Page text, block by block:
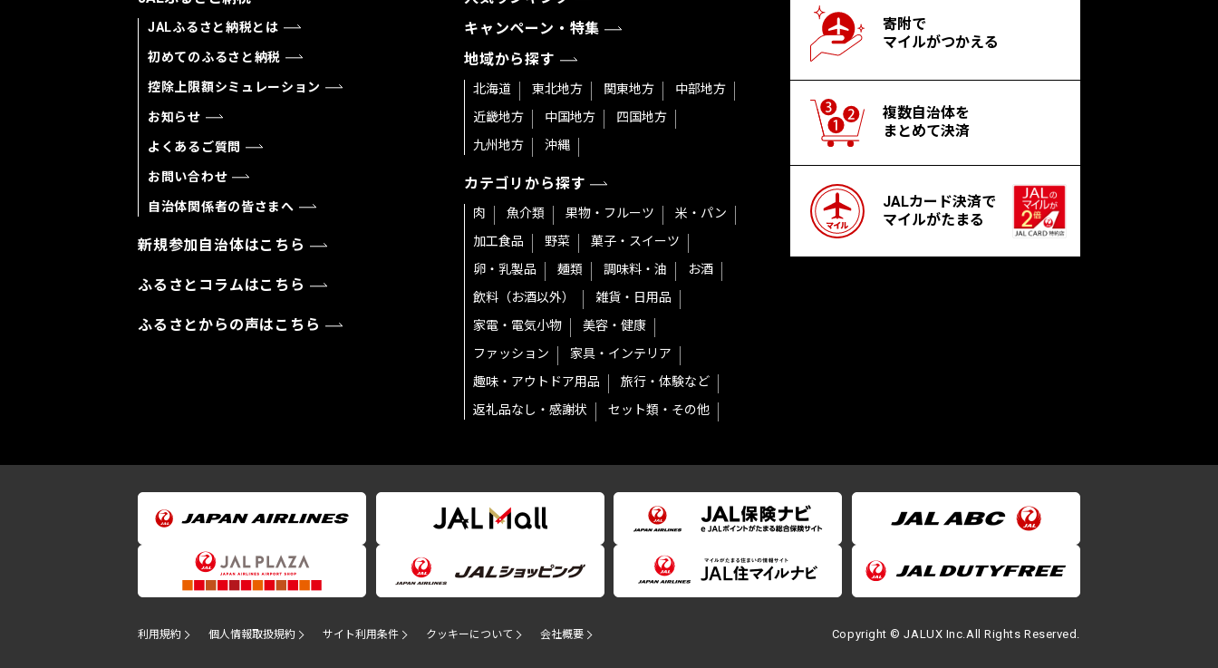
JALふるさと納税とは
初めてのふるさと納税
控除上限額シミュレーション
お知らせ
よくあるご質問
お問い合わせ
自治体関係者の皆さまへ
新規参加自治体はこちら
ふるさとコラムはこちら
ふるさとからの声はこちら
キャンペーン・特集
地域から探す
北海道 東北地方 関東地方
中部地方
近畿地方
中国地方
四国地方
九州地方
沖縄
カテゴリから探す
肉 魚介類 果物・フルーツ
米・パン
加工食品
野菜
菓子・スイーツ
卵・乳製品
麺類 調味料・油
お酒
飲料（お酒以外）
雑貨・日用品
家電・電気小物
美容・健康
ファッション
家具・インテリア
趣味・アウトドア用品
旅行・体験など
返礼品なし・感謝状
セット類・その他
寄附で
マイルがつかえる
複数自治体を
まとめて決済
JALカード決済で
マイルがたまる
利用規約 個人情報取扱規約 サイト利用条件 クッキーについて 会社概要 Copyright © JALUX Inc.All Rights Reserved.